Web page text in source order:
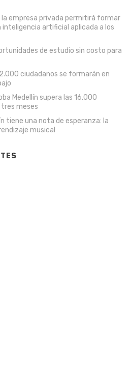
la empresa privada permitirá formar
inteligencia artificial aplicada a los
de estudio sin costo para
ciudadanos se formarán en
Medellín supera las 16.000
meses
tiene una nota de esperanza: la
musical